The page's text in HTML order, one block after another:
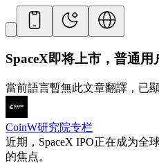
SpaceX即将上市，普通用
當前語言暫無此文章翻譯，已顯
CoinW研究院专栏
近期，SpaceX IPO正在成为全
的焦点。